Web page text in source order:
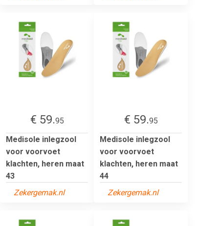
€ 59.95
Medisole inlegzool
voor voorvoet
klachten, heren maat
43
Zekergemak.nl
€ 59.95
Medisole inlegzool
voor voorvoet
klachten, heren maat
44
Zekergemak.nl